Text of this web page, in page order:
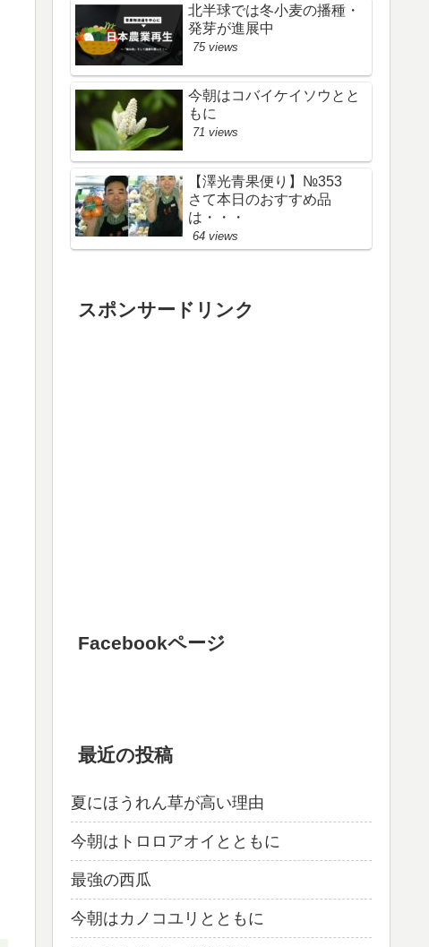
北半球では冬小麦の播種・
発芽が進展中
75 views
今朝はコバイケイソウとと
もに
71 views
【澤光青果便り】№353
さて本日のおすすめ品
は・・・
64 views
スポンサードリンク
Facebookページ
最近の投稿
夏にほうれん草が高い理由
今朝はトロロアオイとともに
最強の西瓜
今朝はカノコユリとともに